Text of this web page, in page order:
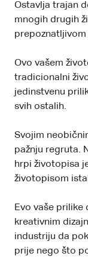
Ostavlja trajan
mnogih drugih
Ovo vašem
tradicionalni
jedinstvenu
svih ostalih.
Svojim
pažnju regruta.
hrpi životopisa
životopisom
Evo vaše prilike
kreativnim
industriju da
prije nego što